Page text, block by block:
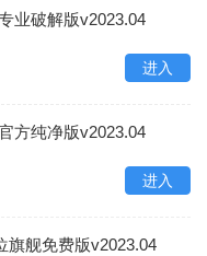
业破解版v2023.04
进入
方纯净版v2023.04
进入
旗舰免费版v2023.04